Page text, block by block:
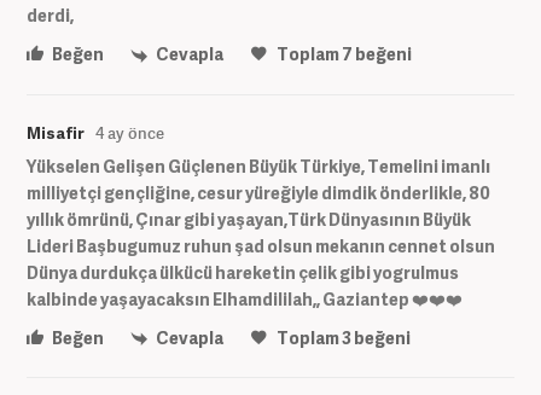
derdi,
Beğen
Cevapla Toplam7 beğeni
Misafir 4 ay önce
Yükselen Gelişen Güçlenen Büyük Türkiye, Temelini imanlı
milliyetçi gençliğine, cesur yüreğiyle dimdik önderlikle, 80
yıllık ömrünü, Çınar gibi yaşayan,Türk Dünyasının Büyük
Lideri Başbugumuz ruhun şad olsun mekanın cennet olsun
Dünya durdukça ülkücü hareketin çelik gibi yogrulmus
kalbinde yaşayacaksın Elhamdililah,, Gaziantep ❤️❤️❤️
Beğen
Cevapla Toplam3beğeni